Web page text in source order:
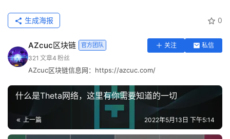
0
生成海报
AZcuc区块链 官方团队 关注
私信
321 文章4 粉丝
AZcuc区块链信息网：https://azcuc.com/
什么是Theta网络，这里有你需要知道的一切
上一篇 2022年5月13日 下午5:14